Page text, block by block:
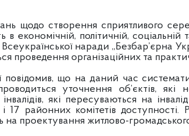
щодо створення сприятливого
в економічній, політичній,
наради „Безбар’єрна
проведення організаційних та
що на даний час
уточнення об’єктів, які
які пересуваються на
17 районних комітетів
на проектування житлово-